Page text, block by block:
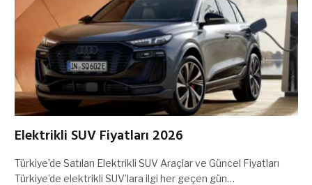
Elektrikli SUV Fiyatları 2026
Türkiye’de Satılan Elektrikli SUV Araçlar ve Güncel Fiyatları
Türkiye’de elektrikli SUV’lara ilgi her geçen gün…